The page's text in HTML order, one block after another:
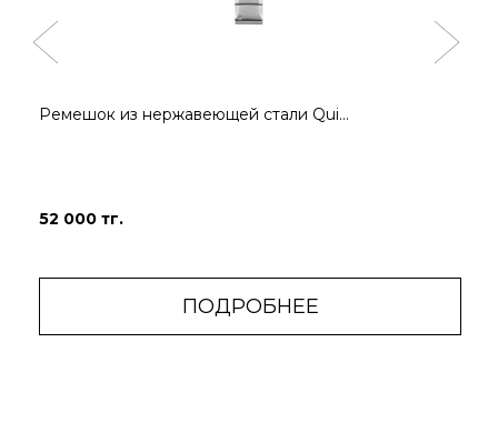
Ремешок из нержавеющей стали Qui...
52 000 тг.
ПОДРОБНЕЕ